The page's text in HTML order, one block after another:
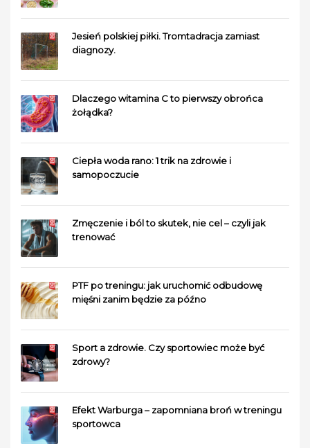
Jesień polskiej piłki. Tromtadracja zamiast
diagnozy.
Dlaczego witamina C to pierwszy obrońca
żołądka?
Ciepła woda rano: 1 trik na zdrowie i
samopoczucie
Zmęczenie i ból to skutek, nie cel – czyli jak
trenować
PTF po treningu: jak uruchomić odbudowę
mięśni zanim będzie za późno
Sport a zdrowie. Czy sportowiec może być
zdrowy?
Efekt Warburga – zapomniana broń w treningu
sportowca